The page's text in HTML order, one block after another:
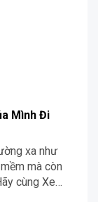
Mình Đi
xa như
mà còn
cùng Xe